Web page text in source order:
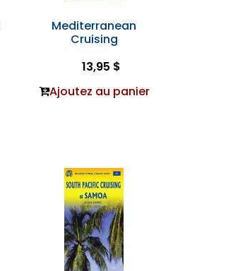
Mediterranean
Cruising
13,95 $
Ajoutez au panier